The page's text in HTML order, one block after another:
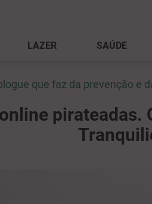
LAZER SAÚDE
que faz da prevenção e
pirateadas.